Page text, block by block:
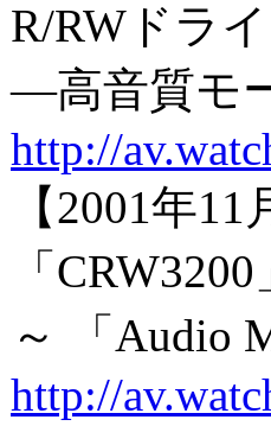
R/RWドラ
―高音質モ
http://
【2001年
「
～ 「Audio
http://